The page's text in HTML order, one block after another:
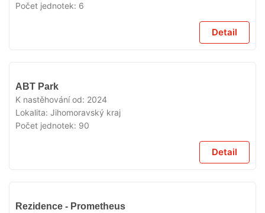
Počet jednotek: 6
Detail
ABT Park
K nastěhování od: 2024
Lokalita: Jihomoravský kraj
Počet jednotek: 90
Detail
Rezidence - Prometheus